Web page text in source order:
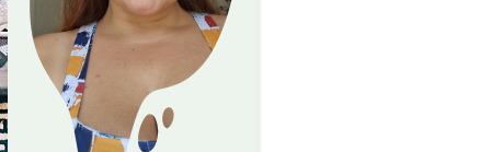
Shopping
déco
Vintage